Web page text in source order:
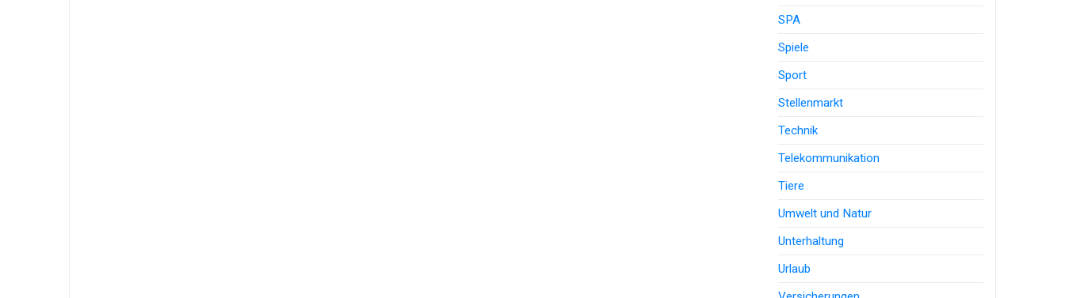
SPA
Spiele
Sport
Stellenmarkt
Technik
Telekommunikation
Tiere
Umwelt und Natur
Unterhaltung
Urlaub